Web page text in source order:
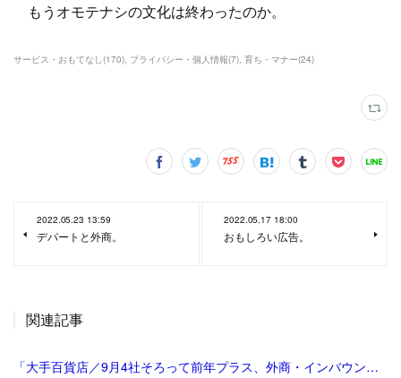
もうオモテナシの文化は終わったのか。
サービス・おもてなし(170) プライバシー・個人情報(7) 育ち・マナー(24)
2022.05.23 13:59
デパートと外商。
2022.05.17 18:00
おもしろい広告。
関連記事
「大手百貨店／9月4社そろって前年プラス、外商・インバウンド好調 | 流通ニュース」